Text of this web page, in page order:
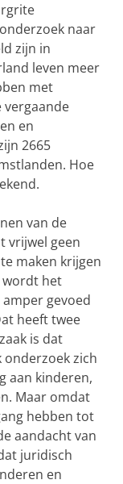
naar
zijn in
leven meer
met
en
2665
Hoe
van de
vrijwel geen
maken krijgen
wordt het
gevoed
heeft twee
is dat
zich
aan kinderen,
Maar omdat
hebben tot
aandacht van
juridisch
en